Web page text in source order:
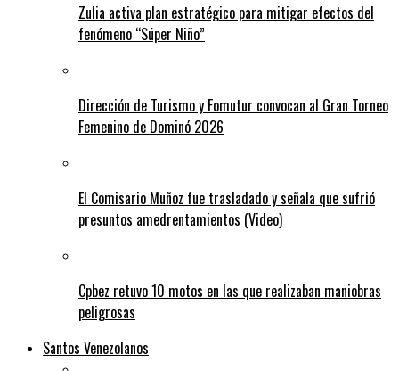
Zulia activa plan estratégico para mitigar efectos del
fenómeno “Súper Niño”
Dirección de Turismo y Fomutur convocan al Gran Torneo
Femenino de Dominó 2026
El Comisario Muñoz fue trasladado y señala que sufrió
presuntos amedrentamientos (Video)
Cpbez retuvo 10 motos en las que realizaban maniobras
peligrosas
Santos Venezolanos